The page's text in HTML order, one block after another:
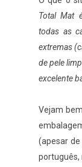
Total Mat
todas as
extremas
de pele
excelente
Vejam
(apesar
português,